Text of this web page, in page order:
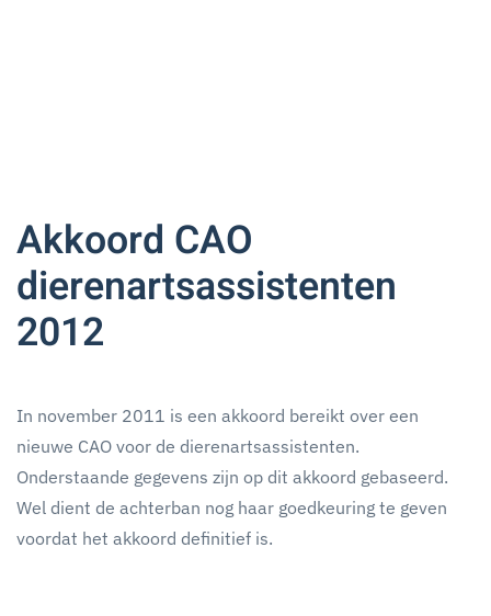
Akkoord CAO
dierenartsassistenten
2012
In november 2011 is een akkoord bereikt over een
nieuwe CAO voor de dierenartsassistenten.
Onderstaande gegevens zijn op dit akkoord gebaseerd.
Wel dient de achterban nog haar goedkeuring te geven
voordat het akkoord definitief is.